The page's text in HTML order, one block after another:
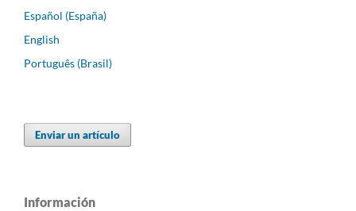
Español (España)
English
Português (Brasil)
Enviar un artículo
Información